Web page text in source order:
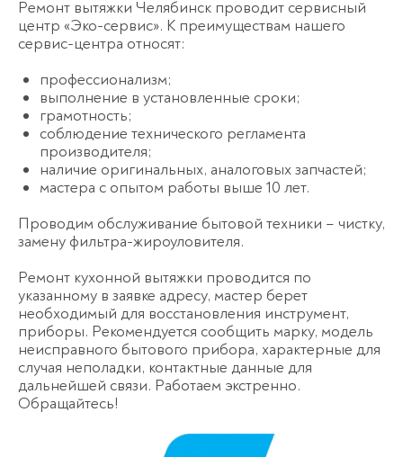
Ремонт вытяжки Челябинск проводит сервисный
центр «Эко-сервис». К преимуществам нашего
сервис-центра относят:
профессионализм;
выполнение в установленные сроки;
грамотность;
соблюдение технического регламента
производителя;
наличие оригинальных, аналоговых запчастей;
мастера с опытом работы выше 10 лет.
Проводим обслуживание бытовой техники – чистку,
замену фильтра-жироуловителя.
Ремонт кухонной вытяжки проводится по
указанному в заявке адресу, мастер берет
необходимый для восстановления инструмент,
приборы. Рекомендуется сообщить марку, модель
неисправного бытового прибора, характерные для
случая неполадки, контактные данные для
дальнейшей связи. Работаем экстренно.
Обращайтесь!